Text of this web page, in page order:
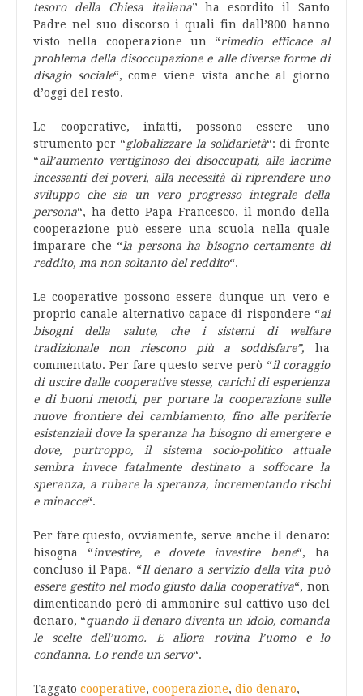
tesoro della Chiesa italiana” ha esordito il Santo
Padre nel suo discorso i quali fin dall’800 hanno
visto nella cooperazione un “rimedio efficace al
problema della disoccupazione e alle diverse forme di
disagio sociale“, come viene vista anche al giorno
d’oggi del resto.
Le cooperative, infatti, possono essere uno
strumento per “globalizzare la solidarietà“: di fronte
“all’aumento vertiginoso dei disoccupati, alle lacrime
incessanti dei poveri, alla necessità di riprendere uno
sviluppo che sia un vero progresso integrale della
persona“, ha detto Papa Francesco, il mondo della
cooperazione può essere una scuola nella quale
imparare che “la persona ha bisogno certamente di
reddito, ma non soltanto del reddito“.
Le cooperative possono essere dunque un vero e
proprio canale alternativo capace di rispondere “ai
bisogni della salute, che i sistemi di welfare
tradizionale non riescono più a soddisfare”, ha
commentato. Per fare questo serve però “il coraggio
di uscire dalle cooperative stesse, carichi di esperienza
e di buoni metodi, per portare la cooperazione sulle
nuove frontiere del cambiamento, fino alle periferie
esistenziali dove la speranza ha bisogno di emergere e
dove, purtroppo, il sistema socio-politico attuale
sembra invece fatalmente destinato a soffocare la
speranza, a rubare la speranza, incrementando rischi
e minacce“.
Per fare questo, ovviamente, serve anche il denaro:
bisogna “investire, e dovete investire bene“, ha
concluso il Papa. “Il denaro a servizio della vita può
essere gestito nel modo giusto dalla cooperativa“, non
dimenticando però di ammonire sul cattivo uso del
denaro, “quando il denaro diventa un idolo, comanda
le scelte dell’uomo. E allora rovina l’uomo e lo
condanna. Lo rende un servo“.
Taggato cooperative, cooperazione, dio denaro,